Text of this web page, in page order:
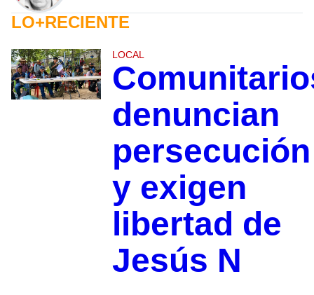
LO+RECIENTE
LOCAL
denuncian
persecución
y exigen
libertad de
Jesús N